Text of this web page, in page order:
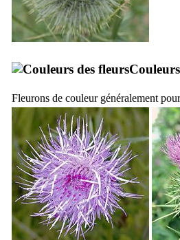
Fleurons de couleur généralement